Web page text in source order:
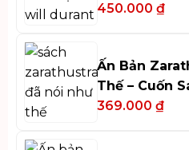
450.000 ₫
Ấn Bản
Thế – Cuốn
Duy
369.000 ₫